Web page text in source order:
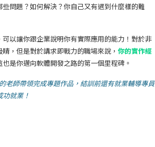
問題？如何解決？你自己又有遇到什麼樣的難
以讓你跟企業說明你有實際應用的能力！對於非
，但是對於講求即戰力的職場來說， 你的實作經
是你邁向軟體開發之路的第一個里程碑。
老師帶領完成專題作品，結訓前還有就業輔導專員
就業！